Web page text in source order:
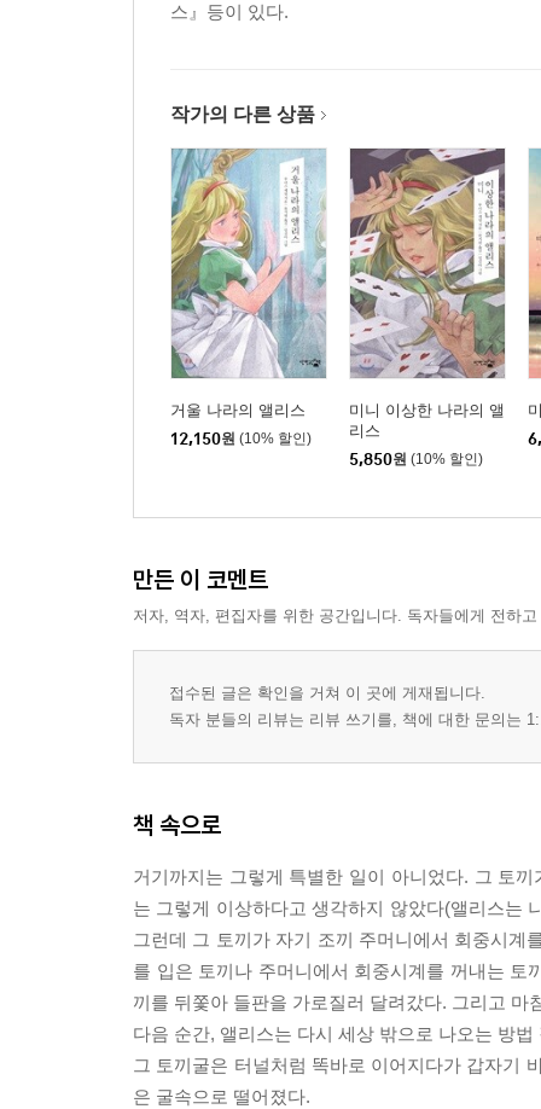
스』등이 있다.
작가의 다른 상품
거울 나라의 앨리스
12,150원 (10% 할인)
미니 이상한 나라의 앨
리스
5,850원 (10% 할인)
만든 이 코멘트
저자, 역자, 편집자를 위한 공간입니다. 독자들에게 전하
접수된 글은 확인을 거쳐 이 곳에 게재됩니다.
독자 분들의 리뷰는 리뷰 쓰기를, 책에 대한 문의는
책 속으로
거기까지는 그렇게 특별한 일이 아니었다. 그 토
는 그렇게 이상하다고 생각하지 않았다(앨리스는
그런데 그 토끼가 자기 조끼 주머니에서 회중시
를 입은 토끼나 주머니에서 회중시계를 꺼내는
끼를 뒤쫓아 들판을 가로질러 달려갔다. 그리고
다음 순간, 앨리스는 다시 세상 밖으로 나오는 방
그 토끼굴은 터널처럼 똑바로 이어지다가 갑자기
은 굴속으로 떨어졌다.